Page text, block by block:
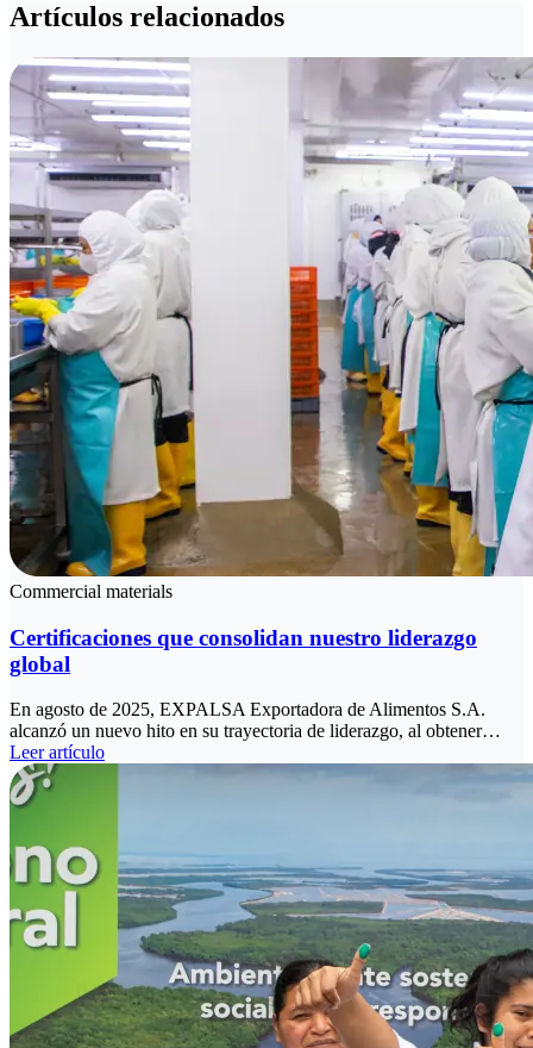
Artículos relacionados
Commercial materials
Certificaciones que consolidan nuestro liderazgo
global
En agosto de 2025, EXPALSA Exportadora de Alimentos S.A.
alcanzó un nuevo hito en su trayectoria de liderazgo, al obtener…
Leer artículo